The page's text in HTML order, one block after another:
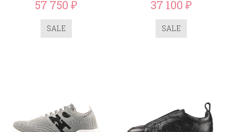
57 750₽
SALE
37 100 ₽
SALE